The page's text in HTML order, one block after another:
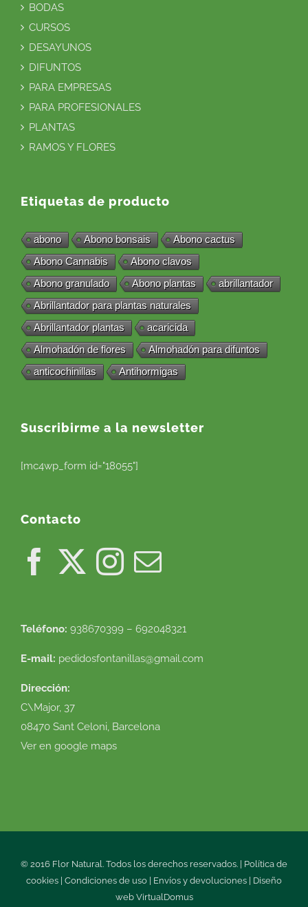
BODAS
CURSOS
DESAYUNOS
DIFUNTOS
PARA EMPRESAS
PARA PROFESIONALES
PLANTAS
RAMOS Y FLORES
Etiquetas de producto
abono Abono bonsais
Abono cactus
Abono Cannabis
Abono clavos
Abono granulado
Abono plantas
abrillantador
Abrillantador para plantas naturales
Abrillantador plantas
acaricida
Almohadón de flores
Almohadón para difuntos
anticochinillas
Antihormigas
Suscribirme a la newsletter
[mc4wp_form id="18055"]
Contacto
Teléfono: 938670399 – 692048321
E-mail: pedidosfontanillas@gmail.com
Dirección:
C\Major, 37
08470 Sant Celoni, Barcelona
Ver en google maps
© 2016 Flor Natural. Todos los derechos reservados. | Política de
cookies | Condiciones de uso | Envíos y devoluciones | Diseño
web VirtualDomus